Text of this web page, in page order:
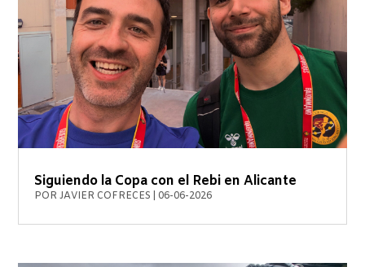
Siguiendo la Copa con el Rebi en Alicante
PORJAVIER COFRECES 06-06-2026